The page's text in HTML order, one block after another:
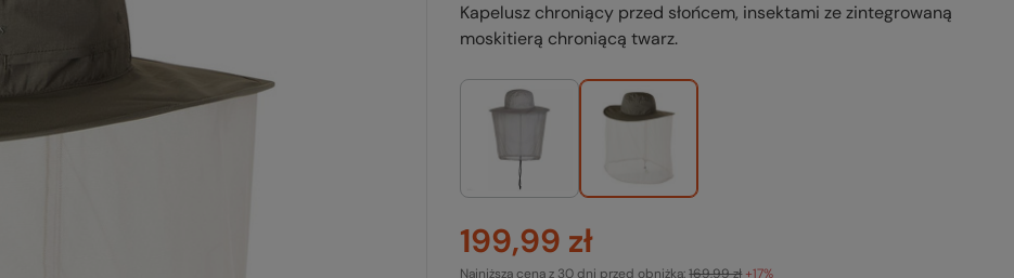
Kapelusz chroniący przed słońcem, insektami ze zintegrowaną
moskitierą chroniącą twarz.
199,99 zł
Najniższa cena z 30 dni przed obniżką:169,99 zł +17%